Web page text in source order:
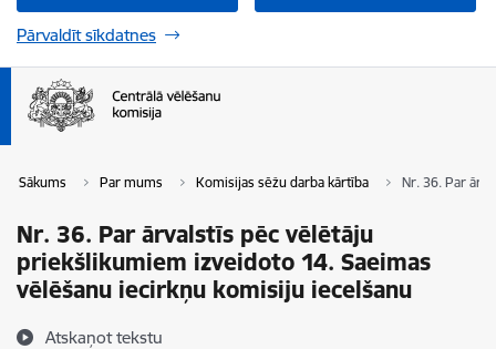
Pārvaldīt sīkdatnes
Sākums Par mums Komisijas sēžu darba kārtība Nr. 36. Par
Nr. 36. Par ārvalstīs pēc vēlētāju
priekšlikumiem izveidoto 14. Saeimas
vēlēšanu iecirkņu komisiju iecelšanu
Atskaņot tekstu